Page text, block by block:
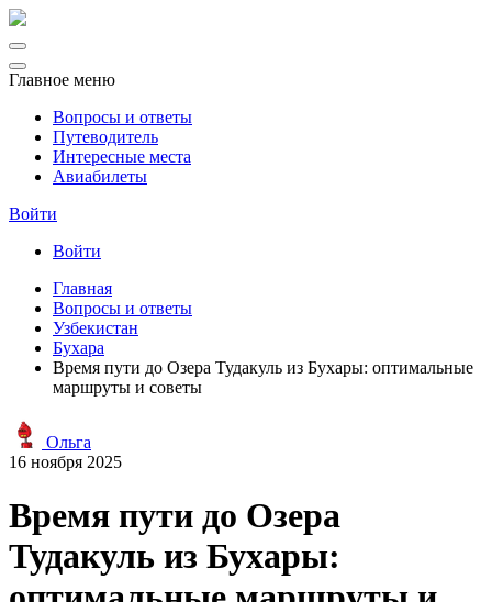
Главное меню
Вопросы и ответы
Путеводитель
Интересные места
Авиабилеты
Войти
Войти
Главная
Вопросы и ответы
Узбекистан
Бухара
Время пути до Озера Тудакуль из Бухары: оптимальные
маршруты и советы
Ольга
16 ноября 2025
Время пути до Озера
Тудакуль из Бухары: